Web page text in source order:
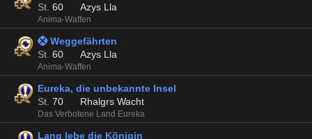
St. 60 Azys Lla
Anima-Waffen
 Weggefährten
St. 60 Azys Lla
Anima-Waffen
Eureka, die unbekannte Insel
St. 70 Rhalgrs Wacht
Das Verbotene Land Eureka
Lang lebe die Königin